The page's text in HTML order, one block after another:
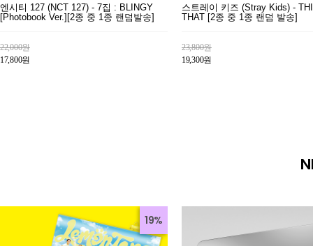
엔시티 127 (NCT 127) - 7집 : BLINGY
[Photobook Ver.][2종 중 1종 랜덤발송]
22,000원
17,800원
스트레이 키즈 (Stray Kids) -
THAT [2종 중 1종 랜덤 발송]
23,800원
19,300원
19%